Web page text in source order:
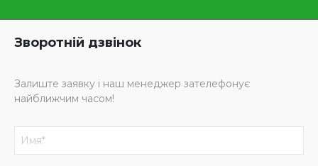
Зворотній дзвінок
Залиште заявку і наш менеджер зателефонує
найближчим часом!